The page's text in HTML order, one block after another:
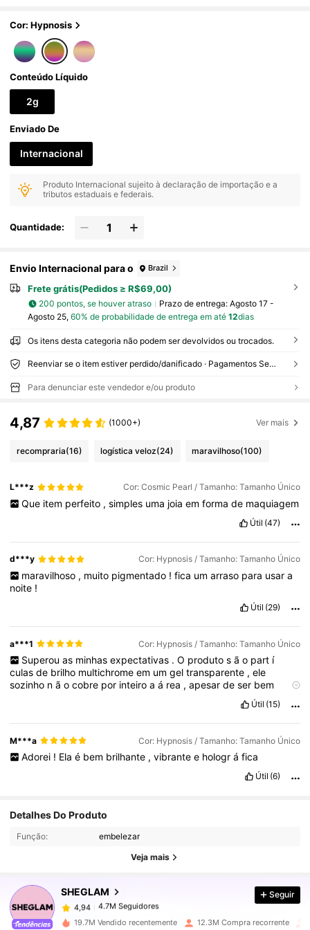
Cor: Hypnosis
Conteúdo Líquido
2g
Enviado De
Internacional
Produto Internacional sujeito à declaração de importação e a
tributos estaduais e federais.
Quantidade:
Envio Internacional para o Brazil
Frete grátis(Pedidos ≥ R$69,00)
200 pontos, se houver atraso Prazo de entrega: Agosto 17 -
Agosto 25, 60% de probabilidade de entrega em até 12dias
Os itens desta categoria não podem ser devolvidos ou trocados.
Reenviar se o item estiver perdido/danificado · Pagamentos Seguros · Proteção de privacidade
Para denunciar este vendedor e/ou produto
4,87 (1000+) Ver mais
recompraria(16) logística veloz(24) maravilhoso(100)
L***z Cor: Cosmic Pearl / Tamanho: Tamanho Único
Que item perfeito , simples uma joia em forma de maquiagem
Útil (47)
d***y Cor: Hypnosis / Tamanho: Tamanho Único
maravilhoso , muito pigmentado ! fica um arraso para usar a
noite !
Útil (29)
a***1 Cor: Hypnosis / Tamanho: Tamanho Único
Superou as minhas expectativas . O produto s ã o part í
culasde brilho multichromeem umgeltransparente ,ele
sozinho nãocobre por inteiroaá rea ,apesardeser bem
lpebras
praquefique
maisuniforme.Obrilhoeoefeitosãolindos,oroxorefleteo
dependendo
embalagens são caprichadas.
Útil (15)
M***a Cor: Hypnosis / Tamanho: Tamanho Único
Adorei ! Ela é bem brilhante , vibrante e hologr á fica
Útil (6)
Detalhes Do Produto
Função: embelezar
Veja mais
SHEGLAM
4,94 4.7M Seguidores
4.7M Seguidores
4,94
4.7M Seguidores
m***8pago8 horas atrás
Seguir
19.7M Vendido recentemente 12.3M Compra recorrente